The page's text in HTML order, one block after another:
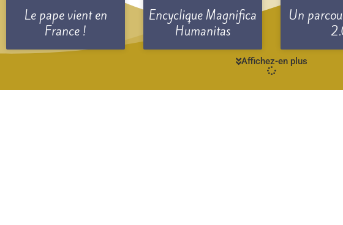
Le pape vient en
France !
Encyclique Magnifica
Humanitas
Un
Affichez-en plus